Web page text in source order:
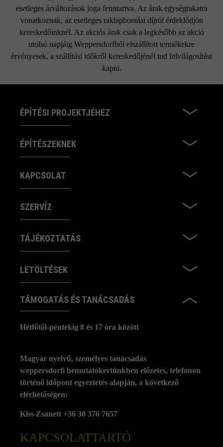
termék adatlapokat az építési tanácsok/szerviz menüpont
alatt.
esetleges árváltozások joga fenntartva. Az árak egységrakatra
vonatkoznak, az esetleges raklapbontási díjról érdeklődjön
kereskedőinknél. Az akciós árak csak a legkésőbb az akció
utolsó napjáig Weppersdorfból elszállított termékekre
érvényesek, a szállítási időkről kereskedőjénél tud felvilágosítást
kapni.
ÉPÍTÉSI PROJEKTJÉHEZ
ÉPÍTÉSZEKNEK
KAPCSOLAT
SZERVÍZ
TÁJÉKOZTATÁS
LETÖLTÉSEK
TÁMOGATÁS ÉS TANÁCSADÁS
Hétfőtől-péntekig 8 és 17 óra között
KAPCSOLATTARTÓ
Magyar nyelvű, személyes tanácsadás
weppersdorfi bemutatókertünkben előzetes, telefonon
történő időpont egyeztetés alapján, a következő
elérhetőségen:
Kiss Zsanett +36 30 376 7657